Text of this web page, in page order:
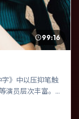
99:16
》中以压抑笔触
演员层次丰富。
逐步推向不可逆
力。